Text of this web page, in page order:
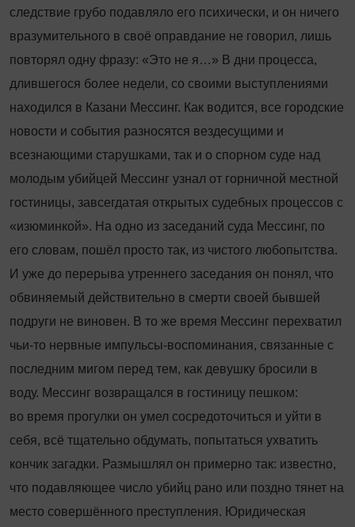
следствие грубо подавляло его психически, и он ничего
вразумительного в своё оправдание не говорил, лишь
повторял одну фразу: «Это не я…» В дни процесса,
длившегося более недели, со своими выступлениями
находился в Казани Мессинг. Как водится, все городские
новости и события разносятся вездесущими и
всезнающими старушками, так и о спорном суде над
молодым убийцей Мессинг узнал от горничной местной
гостиницы, завсегдатая открытых судебных процессов с
«изюмин­кой». На одно из заседаний суда Мессинг, по
его словам, пошёл просто так, из чистого любопытства.
И уже до перерыва утреннего заседания он понял, что
обвиняемый действительно в смерти своей бывшей
подруги не виновен. В то же время Мессинг перехватил
чьи-то нервные импульсы-воспоминания, связанные с
последним мигом перед тем, как девушку бросили в
воду. Мессинг возвращался в гостиницу пешком:
во время прогулки он умел сосредоточиться и уйти в
себя, всё тщательно обдумать, попытаться ухватить
кончик загадки. Размышлял он примерно так: известно,
что подавляющее число убийц рано или поздно тянет на
место совершённого преступления. Юридическая